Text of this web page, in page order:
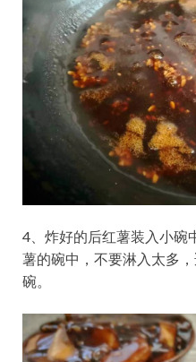
4、炸好的后红薯装入小碗
薯的碗中，不要淋入太多
碗。